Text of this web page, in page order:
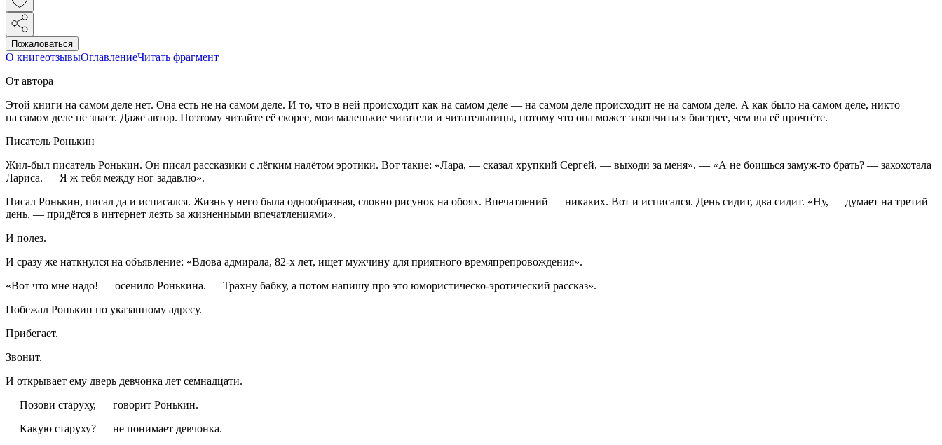
Пожаловаться
О книгеотзывыОглавлениеЧитать фрагмент
От автора
Этой книги на самом деле нет. Она есть не на самом деле. И то, что в ней происходит как на самом деле — на самом деле происходит не на самом деле. А как было на самом деле, никто
на самом деле не знает. Даже автор. Поэтому читайте её скорее, мои маленькие читатели и читательницы, потому что она может закончиться быстрее, чем вы её прочтёте.
Писатель Ронькин
Жил-был писатель Ронькин. Он писал рассказики с лёгким налётом эротики. Вот такие: «Лара, — сказал хрупкий Сергей, — выходи за меня». — «А не боишься замуж-то брать? — захохотала
Лариса. — Я ж тебя между ног задавлю».
Писал Ронькин, писал да и исписался. Жизнь у него была однообразная, словно рисунок на обоях. Впечатлений — никаких. Вот и исписался. День сидит, два сидит. «Ну, — думает на третий
день, — придётся в интернет лезть за жизненными впечатлениями».
И полез.
И сразу же наткнулся на объявление: «Вдова адмирала, 82-х лет, ищет мужчину для приятного времяпрепровождения».
«Вот что мне надо! — осенило Ронькина. — Трахну бабку, а потом напишу про это юмористическо-эротический рассказ».
Побежал Ронькин по указанному адресу.
Прибегает.
Звонит.
И открывает ему дверь девчонка лет семнадцати.
— Позови старуху, — говорит Ронькин.
— Какую старуху? — не понимает девчонка.